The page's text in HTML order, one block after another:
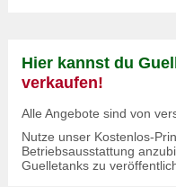
Hier kannst du
verkaufen!
Alle Angebote sind von
Nutze unser Kostenlos-
Betriebsausstattung
Guelletanks zu